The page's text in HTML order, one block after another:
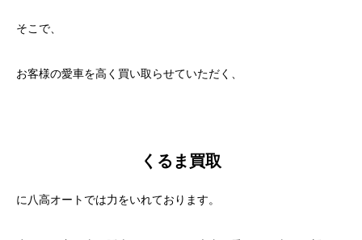
そこで、
お客様の愛車を高く買い取らせていただく、
くるま買取
に八高オートでは力をいれております。